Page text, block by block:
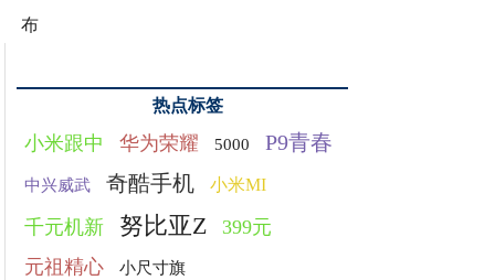
布
热点标签
小米跟中 华为荣耀 5000 P9青春
中兴威武 奇酷手机 小米MI
千元机新 努比亚Z
399元
元祖精心
小尺寸旗